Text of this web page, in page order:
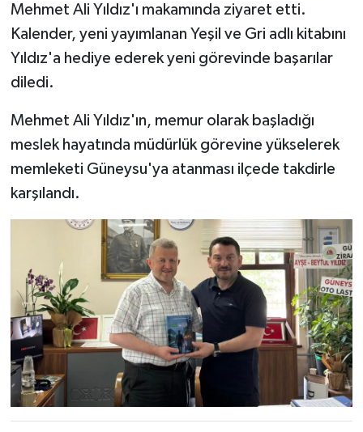
Mehmet Ali Yıldız'ı makamında ziyaret etti.
Kalender, yeni yayımlanan Yeşil ve Gri adlı kitabını
Yıldız'a hediye ederek yeni görevinde başarılar
diledi.
Mehmet Ali Yıldız'ın, memur olarak başladığı
meslek hayatında müdürlük görevine yükselerek
memleketi Güneysu'ya atanması ilçede takdirle
karşılandı.